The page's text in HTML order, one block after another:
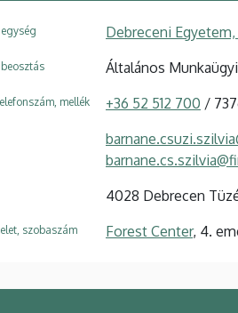
Debreceni
beosztás Általános
mellék +36 52 512 700 /
4028 Debrecen
szobaszám Forest Center, 4.